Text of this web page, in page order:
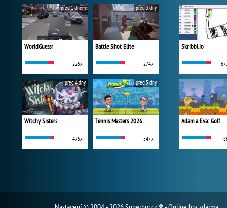
WorldGuessr
225x
před 1 dnem
Battle Shot Elite
274x
před 3 dny
Witchy Sisters
475x
před 4 dny
Tennis Masters 2026
547x
před 5 dny
Skribbl.io
Adam a Eva: Golf